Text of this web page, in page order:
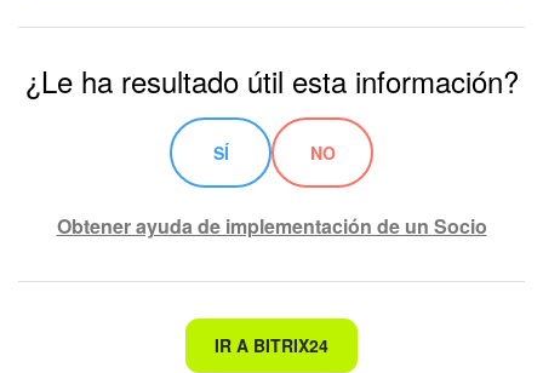
Firma electrónica para RR. HH.
Automatización
Flujos de trabajo
¿Le ha resultado útil esta información?
SÍ NO
Obtener ayuda de implementación de un Socio
No es lo que estoy buscando
IR A BITRIX24